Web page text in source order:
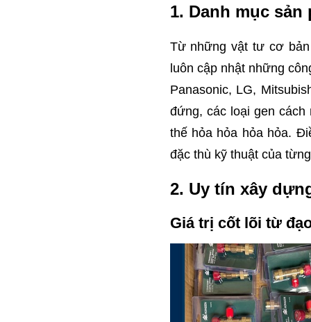
1. Danh mục
Từ những vật tư cơ
luôn cập nhật những
Panasonic, LG,
đứng, các loại gen cách
thế hỏa hỏa hỏa hỏa.
đặc thù kỹ thuật của
2. Uy tín xây
Giá trị cốt lõi từ